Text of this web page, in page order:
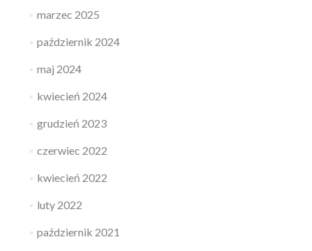
marzec 2025
październik 2024
maj 2024
kwiecień 2024
grudzień 2023
czerwiec 2022
kwiecień 2022
luty 2022
październik 2021